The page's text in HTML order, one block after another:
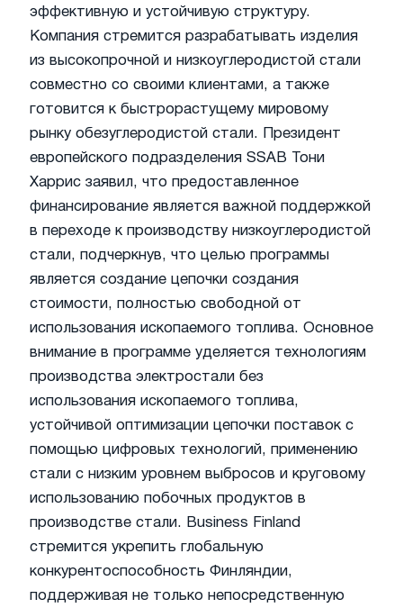
эффективную и устойчивую структуру.
Компания стремится разрабатывать изделия
из высокопрочной и низкоуглеродистой стали
совместно со своими клиентами, а также
готовится к быстрорастущему мировому
рынку обезуглеродистой стали. Президент
европейского подразделения SSAB Тони
Харрис заявил, что предоставленное
финансирование является важной поддержкой
в переходе к производству низкоуглеродистой
стали, подчеркнув, что целью программы
является создание цепочки создания
стоимости, полностью свободной от
использования ископаемого топлива. Основное
внимание в программе уделяется технологиям
производства электростали без
использования ископаемого топлива,
устойчивой оптимизации цепочки поставок с
помощью цифровых технологий, применению
стали с низким уровнем выбросов и круговому
использованию побочных продуктов в
производстве стали. Business Finland
стремится укрепить глобальную
конкурентоспособность Финляндии,
поддерживая не только непосредственную